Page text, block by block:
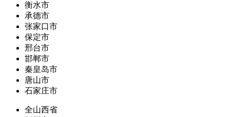
衡水市
承德市
张家口市
保定市
邢台市
邯郸市
秦皇岛市
唐山市
石家庄市
全山西省